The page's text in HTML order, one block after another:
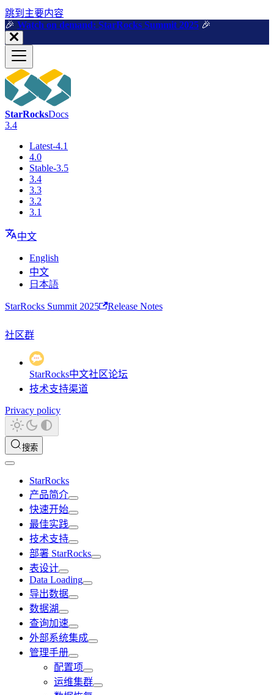
跳到主要内容
🎉️ Watch on demand: StarRocks Summit 2025 🎉️
StarRocksDocs
3.4
Latest-4.1
4.0
Stable-3.5
3.4
3.3
3.2
3.1
中文
English
中文
日本語
StarRocks Summit 2025 Release Notes
社区群
StarRocks中文社区论坛
技术支持渠道
Privacy policy
搜索
StarRocks
产品简介
快速开始
最佳实践
技术支持
部署 StarRocks
表设计
Data Loading
导出数据
数据湖
查询加速
外部系统集成
管理手册
配置项
运维集群